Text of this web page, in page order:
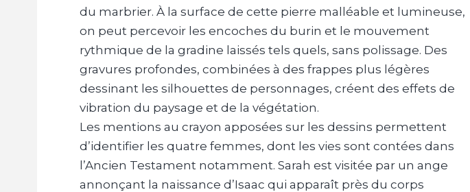
du marbrier. À la surface de cette pierre malléable et lumineuse,
on peut percevoir les encoches du burin et le mouvement
rythmique de la gradine laissés tels quels, sans polissage. Des
gravures profondes, combinées à des frappes plus légères
dessinant les silhouettes de personnages, créent des effets de
vibration du paysage et de la végétation.
Les mentions au crayon apposées sur les dessins permettent
d’identifier les quatre femmes, dont les vies sont contées dans
l’Ancien Testament notamment. Sarah est visitée par un ange
annonçant la naissance d’Isaac qui apparaît près du corps